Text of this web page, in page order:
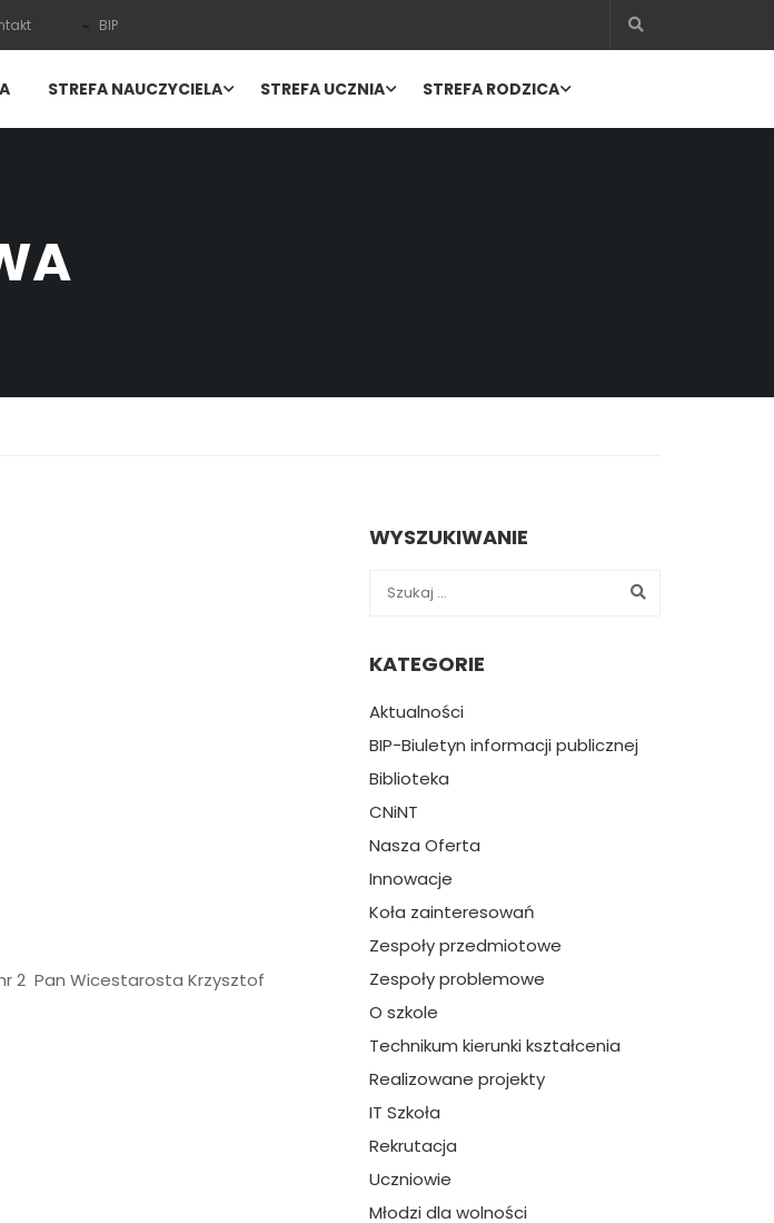
BIP
STREFA NAUCZYCIELA STREFA UCZNIA STREFA RODZICA
2 Pan Wicestarosta Krzysztof
WYSZUKIWANIE
KATEGORIE
Aktualności
BIP-Biuletyn informacji publicznej
Biblioteka
CNiNT
Nasza Oferta
Innowacje
Koła zainteresowań
Zespoły przedmiotowe
Zespoły problemowe
O szkole
Technikum kierunki kształcenia
Realizowane projekty
IT Szkoła
Rekrutacja
Uczniowie
Młodzi dla wolności